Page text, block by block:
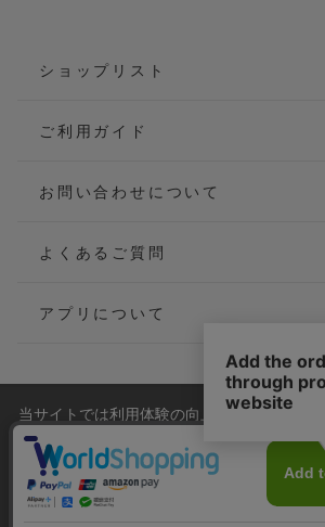
ショップリスト
ご利用ガイド
お問い合わせについて
よくあるご質問
アプリについて
会社概要
ご利用規約
個人情報保
当サイトでは利用体験の向上およびコンテン
ラフィックの分析を目的としてCookieを使
サイトの閲覧を継続された場合、Cookieの
のといたします。
詳細については
プライバシーポリシーをご